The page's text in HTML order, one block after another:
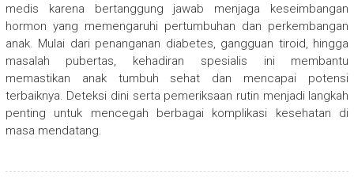
medis karena bertanggung jawab menjaga keseimbangan
hormon yang memengaruhi pertumbuhan dan perkembangan
anak. Mulai dari penanganan diabetes, gangguan tiroid, hingga
masalah pubertas, kehadiran spesialis ini membantu
memastikan anak tumbuh sehat dan mencapai potensi
terbaiknya. Deteksi dini serta pemeriksaan rutin menjadi langkah
penting untuk mencegah berbagai komplikasi kesehatan di
masa mendatang.